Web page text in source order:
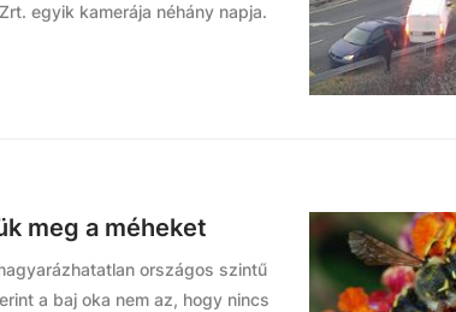
egyik kamerája néhány napja.
meg a méheket
országos szintű
a baj oka nem az, hogy nincs